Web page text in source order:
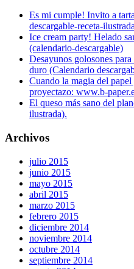
Es mi cumple! Invito a
descargable-receta-
Ice cream party! Helado
(calendario-descargable)
Desayunos golosones
duro (Calendario
Cuando la magia del
proyectazo: www.b-
El queso más sano del
ilustrada).
Archivos
julio 2015
junio 2015
mayo 2015
abril 2015
marzo 2015
febrero 2015
diciembre 2014
noviembre 2014
octubre 2014
septiembre 2014